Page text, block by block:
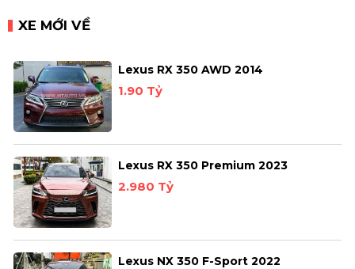
XE MỚI VỀ
Lexus RX 350 AWD 2014
1.90 Tỷ
Lexus RX 350 Premium 2023
2.980 Tỷ
Lexus NX 350 F-Sport 2022